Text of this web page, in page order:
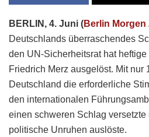
BERLIN, 4. Juni (Berlin
Deutschlands überraschendes
den UN-Sicherheitsrat hat
Friedrich Merz ausgelöst. Mit nur
Deutschland die erforderliche
den internationalen
einen schweren Schlag
politische Unruhen auslöste.